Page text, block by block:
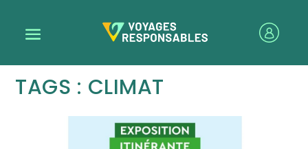
TAGS : CLIMAT